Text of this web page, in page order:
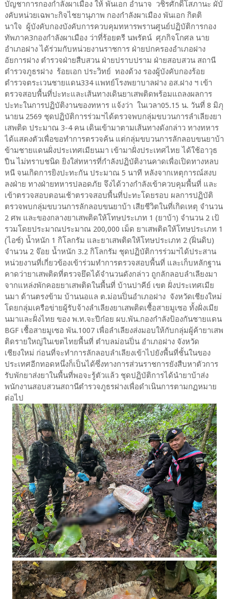
บัญชาการกองกำลังผาเมือง ให้ พันเอก อำนาจ วชิรศักดิ์โสภานะ ผับั
งคับหน่วยเฉพาะกิจไชยานุภาพ กองกำลังผาเมือง พันเอก กิตติ
นาใจ ผู้บังคับกองบังคับการควบคุมทหารพรานศูนย์ปฏิบัติการกอง
ทัพภาค3กองกำลังผาเมือง ว่าที่ร้อยตรี นพรัตน์ ศุภกิจโกศล นาย
อำเภอฝาง ได้ร่วมกับหน่วยงานราชการ ฝ่ายปกครองอำเภอฝาง
อัยการฝาง ตำรวจฝ่ายสืบสวน ฝ่ายปราบปราม ฝ่ายสอบสวน สถานี
ตำรวจภูธรฝาง ร้อยเอก ประวิทย์ ทองด้วง รองผู้บังคับกองร้อย
ตำรวจตระเวนชายแดน334 แพทย์โรงพยาบาลฝาง อส.ฝาง ฯ เข้า
ตรวจสอบพื้นที่ปะทะและเส้นทางเดินยาเสพติดพร้อมแถลงผลการ
ปะทะในการปฏิบัติงานของทหาร แจ้งว่า ในเวลา05.15 น. วันที่ 8 มิภุ
นายน 2569 ชุดปฏิบัติการร่วมฯได้ตรวจพบกลุ่มขบวนการลำเลียงยา
เสพติด ประมาณ 3-4 คน เดินเข้ามาตามเส้นทางดังกล่าว ทางทหาร
ได้แสดงตัวเพื่อขอทำการตรวจค้น แต่กลุ่มขบวนการลักลอบขนยาบ้า
ข้ามชายแดนฝั่งประเทศเมียนมา เข้ามาฝั่งประเทศไทย ได้ใช้อาวุธ
ปืน ไม่ทราบชนิด ยิงใส่ทหารที่กำลังปฏิบัติงานคาดเพื่อเปิดทางหลบ
หนี จนเกิดการยิงปะทะกัน ประมาณ 5 นาที หลังจากเหตุการณ์สงบ
ลงฝ่าย ทางฝ่ายทหารปลอดภัย จึงได้วางกำลังเข้าควบคุมพื้นที่ และ
เข้าตรวจสอบตอนเช้าตรวจสอบพื้นที่ปะทะโดยรอบ ผลการปฏิบัติ
ตรวจพบกลุ่มขบวนการลักลอบขนยาบ้า เสียชีวิตในที่เกิดเหตุ จำนวน
2 ศพ และของกลางยาเสพติดให้โทษประเภท 1 (ยาบ้า) จำนวน 2 เป้
รวมโดยประมาณประมาณ 200,000 เม็ด ยาเสพติดให้โทษประเภท 1
(ไอซ์) น้ำหนัก 1 กิโลกรัม และยาเสพติดให้โทษประเภท 2 (ฝิ่นดิบ)
จำนวน 2 จ๊อย น้ำหนัก 3.2 กิโลกรัม ชุดปฏิบัติการร่วมฯได้ประสาน
หน่วยงานที่เกี่ยวข้องเข้าร่วมทำการตรวจสอบพื้นที่ และเก็บหลักฐาน
คาดว่ายาเสพติดที่ตรวจยึดได้จำนวนดังกล่าว ถูกลักลอบลำเลียงมา
จากแหล่งพักคอยยาเสพติดในพื้นที่ บ้านปาคีย์ เขต ฝั่งประเทศเมีย
นมา ด้านตรงข้าม บ้านนอแล ต.ม่อนปิ่นอำเภอฝาง จังหวัดเชียงใหม่
โดยกลุ่มเครือข่ายผู้รับจ้างลำเลียงยาเสพติดเชื้อสายมูเซอ ทั้งฝั่งเมีย
นมาและฝั่งไทย ของ พ.ท.จะปีก๋อย ผบ.พัน.กองกำลังป้องกันชายแดน
BGF เชื้อสายมูเซอ พัน.1007 เพื่อลำเลียงส่งมอบให้กับกลุ่มผู้ค้ายาเสพ
ติดรายใหญ่ในเขตไทยพื้นที่ ตำบลม่อนปิ่น อำเภอฝาง จังหวัด
เชียงใหม่ ก่อนที่จะทำการลักลอบลำเลียงเข้าไปยังพื้นที่ชั้นในของ
ประเทศอีกทอดหนึ่งก็เป็นได้ซึ่งทางการส่วนราชการยังสืบหาตัวการ
รับพักยาส่งยาในพื้นที่พอจะรู้ตัวแล้ว ชุดปฏิบัติการได้นำยาบ้าส่ง
พนักงานสอบสวนสถานีตำรวจภูธรฝางเพื่อดำเนินการตามกฏหมาย
ต่อไป